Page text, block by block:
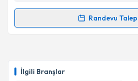
İlgili Branşlar
Randevu
Randevu Takvimi Talebi
takvim hazırlandığında e-posta